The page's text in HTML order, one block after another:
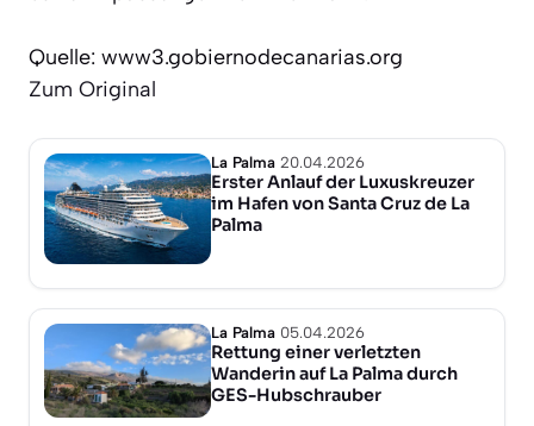
Quelle: www3.gobiernodecanarias.org
Zum Original
La Palma 20.04.2026
Erster Anlauf der Luxuskreuzer
im Hafen von Santa Cruz de La
Palma
La Palma 05.04.2026
Rettung einer verletzten
Wanderin auf La Palma durch
GES-Hubschrauber